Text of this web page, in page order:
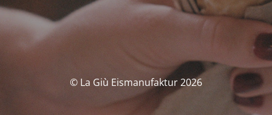
© La Giù Eismanufaktur 2026